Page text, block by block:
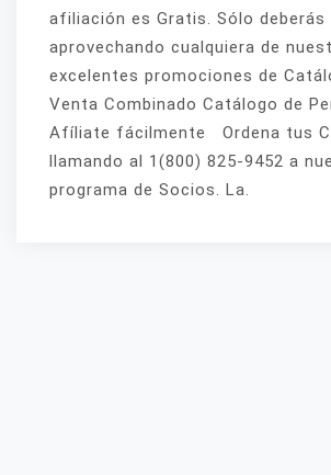
afiliación es Gratis. Sólo deberás
aprovechando cualquiera de
excelentes promociones de
Venta Combinado Catálogo de
Afíliate fácilmente Ordena tus
llamando al 1(800) 825-9452 a
programa de Socios. La.